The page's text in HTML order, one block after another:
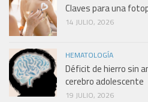
Claves para una
14 JULIO, 2026
HEMATOLOGÍA
Déficit de hierro sin
cerebro adolescente
19 JULIO, 2026